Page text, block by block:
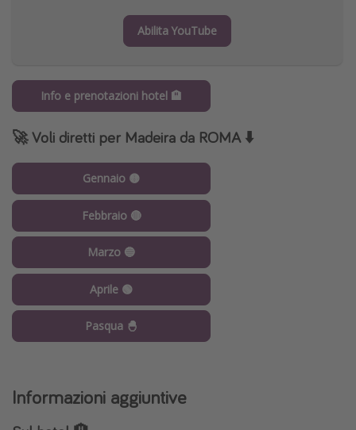
Abilita YouTube
Info e prenotazioni hotel 🏨
🚀 Voli diretti per Madeira da ROMA ⬇️
Gennaio 🟡
Febbraio 🔴
Marzo 🔵
Aprile 🟢
Pasqua 🐣
Informazioni aggiuntive